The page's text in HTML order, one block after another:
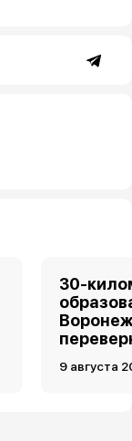
30-
9 августа